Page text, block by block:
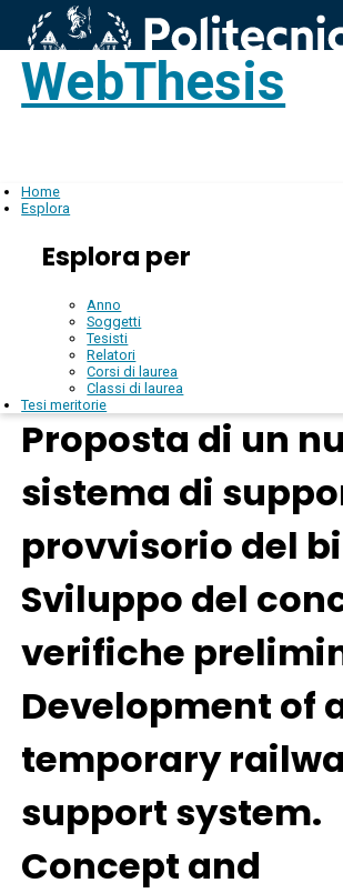
WebThesis
Home
Esplora
Esplora per
Anno
Soggetti
Tesisti
Relatori
Corsi di laurea
Classi di laurea
Tesi meritorie
Proposta di un
sistema di
provvisorio del
Sviluppo del
verifiche
Development of
temporary
support system.
Concept and